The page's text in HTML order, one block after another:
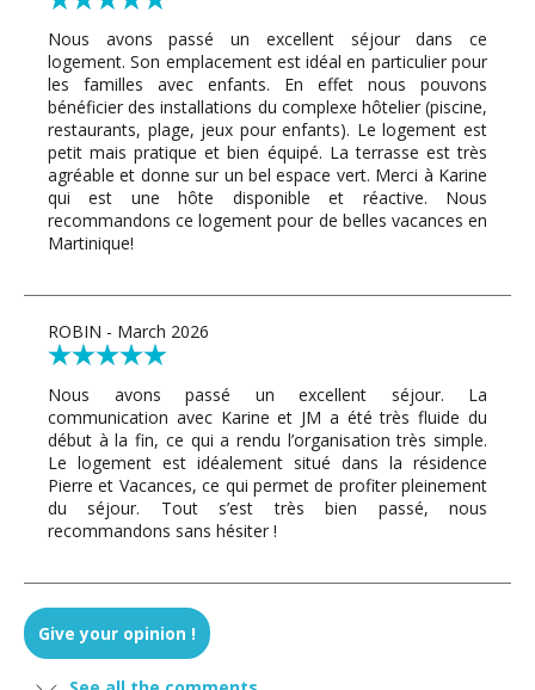
Nous avons passé un excellent séjour dans ce
logement. Son emplacement est idéal en particulier pour
les familles avec enfants. En effet nous pouvons
bénéficier des installations du complexe hôtelier (piscine,
restaurants, plage, jeux pour enfants). Le logement est
petit mais pratique et bien équipé. La terrasse est très
agréable et donne sur un bel espace vert. Merci à Karine
qui est une hôte disponible et réactive. Nous
recommandons ce logement pour de belles vacances en
Martinique!
ROBIN - March 2026
Nous avons passé un excellent séjour. La
communication avec Karine et JM a été très fluide du
début à la fin, ce qui a rendu l’organisation très simple.
Le logement est idéalement situé dans la résidence
Pierre et Vacances, ce qui permet de profiter pleinement
du séjour. Tout s’est très bien passé, nous
recommandons sans hésiter !
Jennifer - March 2026
La combinaison de ces 2 studios était vraiment top pour
Give your opinion !